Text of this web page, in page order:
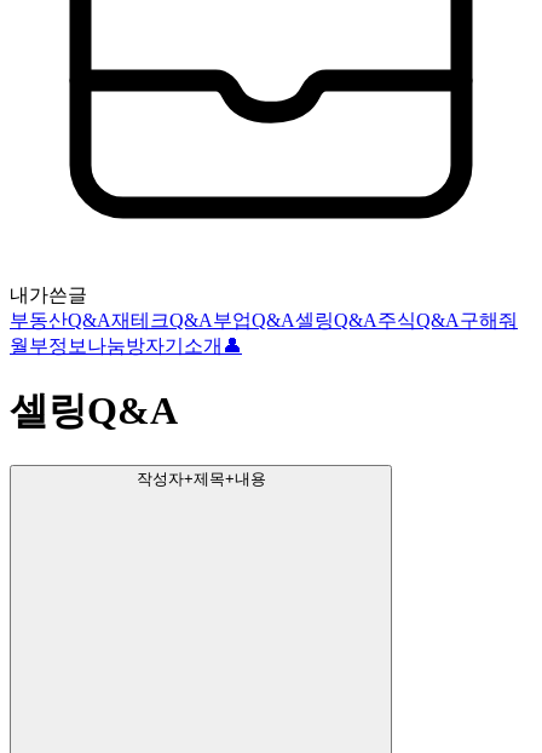
내가쓴글
부동산Q&A재테크Q&A부업Q&A셀링Q&A주식Q&A구해줘
월부정보나눔방자기소개👤
셀링Q&A
작성자+제목+내용